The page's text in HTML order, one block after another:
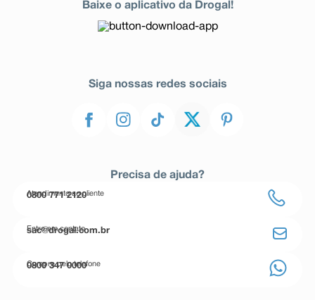
Baixe o aplicativo da Drogal!
Siga nossas redes sociais
Precisa de ajuda?
Atendimento ao cliente
0800 771 2120
Entre em contato
sac@drogal.com.br
Compre pelo telefone
0800 347 0000